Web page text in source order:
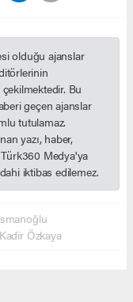
olduğu ajanslar
Bu
geçen ajanslar
tutulamaz.
yazı, haber,
Medya'ya
iktibas edilemez.
Özkaya